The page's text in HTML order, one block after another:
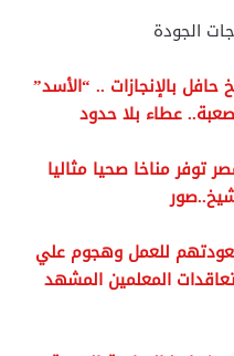
الجودة
حافل بالإنجازات .. “الأسد”
عطاء بلا حدود
توفر مناخا صحيا مثاليا
بعودتهم للعمل وهجوم علي
المعلمين المشهد